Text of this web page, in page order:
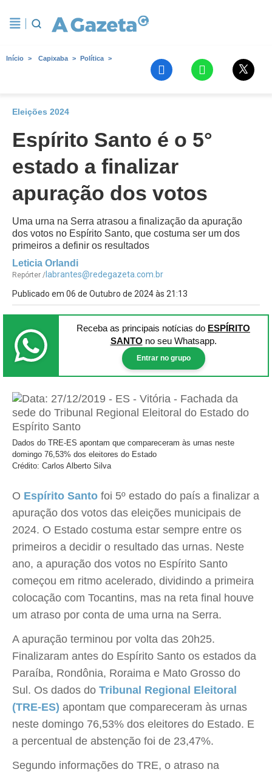
Início Capixaba Política
Eleições 2024
Espírito Santo é o 5°
estado a finalizar
apuração dos votos
Uma urna na Serra atrasou a finalização da apuração
dos votos no Espírito Santo, que costuma ser um dos
primeiros a definir os resultados
Leticia Orlandi
Repórter / labrantes@redegazeta.com.br
Publicado em 06 de Outubro de 2024 às 21:13
Receba as principais notícias do ESPÍRITO
SANTO no seu Whatsapp.
Entrar no grupo
Dados do TRE-ES apontam que compareceram às urnas neste
domingo 76,53% dos eleitores do Estado
Crédito: Carlos Alberto Silva
O Espírito Santo foi 5º estado do país a finalizar a
apuração dos votos das eleições municipais de
2024. O Estado costuma estar sempre entre os
primeiros a decidir o resultado das urnas. Neste
ano, a apuração dos votos no Espírito Santo
começou em ritmo acelerado, dividindo a primeira
colocação com Tocantins, mas na reta final houve
um atraso por conta de uma urna na Serra.
A apuração terminou por volta das 20h25.
Finalizaram antes do Espírito Santo os estados da
Paraíba, Rondônia, Roraima e Mato Grosso do
Sul. Os dados do Tribunal Regional Eleitoral
(TRE-ES) apontam que compareceram às urnas
neste domingo 76,53% dos eleitores do Estado. E
a percentual de abstenção foi de 23,47%.
Segundo informações do TRE, o atraso na